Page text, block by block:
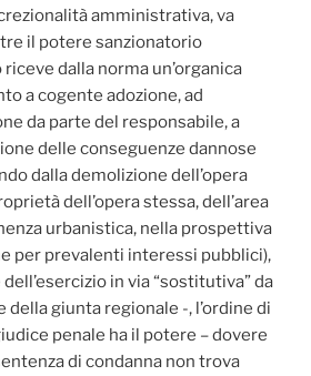
amministrativa, va
il potere sanzionatorio
dalla norma un’organica
a cogente adozione, ad
da parte del responsabile, a
delle conseguenze dannose
dalla demolizione dell’opera
dell’opera stessa, dell’area
urbanistica, nella prospettiva
per prevalenti interessi pubblici),
in via “sostitutiva” da
giunta regionale -, l’ordine di
penale ha il potere – dovere
di condanna non trova